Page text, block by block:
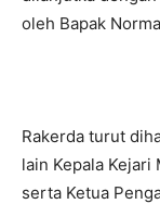
oleh Bapak
Rakerda turut
lain Kepala Kejari
serta Ketua